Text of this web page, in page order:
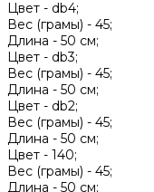
Цвет - db4;
Вес (грамы) - 45;
Длина - 50 см;
Цвет - db3;
Вес (грамы) - 45;
Длина - 50 см;
Цвет - db2;
Вес (грамы) - 45;
Длина - 50 см;
Цвет - 140;
Вес (грамы) - 45;
Длина - 50 см;